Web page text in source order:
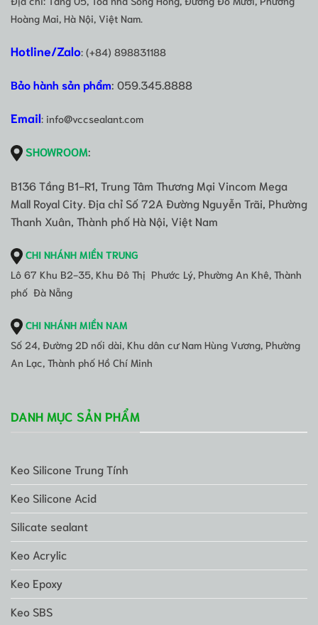
Hoàng Mai, Hà Nội, Việt Nam.
Hotline/Zalo: (+84) 898831188
Bảo hành sản phẩm: 059.345.8888
Email: info@vccsealant.com
SHOWROOM:
B136 Tầng B1-R1, Trung Tâm Thương Mại Vincom Mega
Mall Royal City. Địa chỉ Số 72A Đường Nguyễn Trãi, Phường
Thanh Xuân, Thành phố Hà Nội, Việt Nam
CHI NHÁNH MIỀN TRUNG
Lô 67 Khu B2-35, Khu Đô Thị Phước Lý, Phường An Khê, Thành
phố Đà Nẵng
CHI NHÁNH MIỀN NAM
Số 24, Đường 2D nối dài, Khu dân cư Nam Hùng Vương, Phường
An Lạc, Thành phố Hồ Chí Minh
DANH MỤC SẢN PHẨM
Keo Silicone Trung Tính
Keo Silicone Acid
Silicate sealant
Keo Acrylic
Keo Epoxy
Keo SBS